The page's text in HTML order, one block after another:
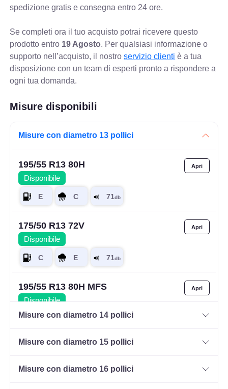
spedizione gratis e consegna entro 24 ore.
Se completi ora il tuo acquisto potrai ricevere questo
prodotto entro 19 Agosto. Per qualsiasi informazione o
supporto nell’acquisto, il nostroservizio clienti è a tua
disposizione con un team di esperti pronto a rispondere a
ogni tua domanda.
Misure disponibili
Misure con diametro 13 pollici
195/55 R13 80H
Disponibile
175/50 R13 72V
Disponibile
195/55 R13 80H MFS
Disponibile
Misure con diametro 14 pollici
Misure con diametro 15 pollici
Misure con diametro 16 pollici